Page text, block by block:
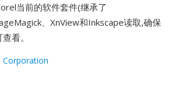
当前的软件套件(继承了
、XnView和Inkscape读取,确保
看。
Corporation